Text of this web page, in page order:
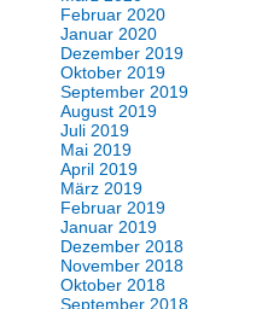
Februar 2020
Januar 2020
Dezember 2019
Oktober 2019
September 2019
August 2019
Juli 2019
Mai 2019
April 2019
März 2019
Februar 2019
Januar 2019
Dezember 2018
November 2018
Oktober 2018
September 2018